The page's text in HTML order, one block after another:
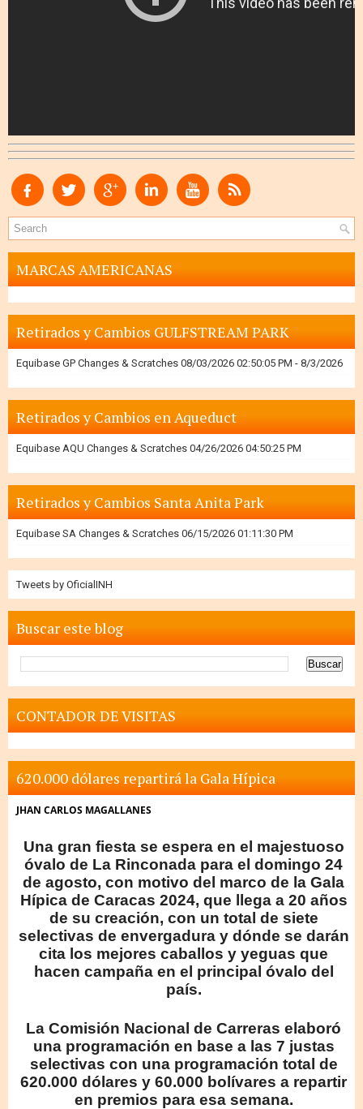
MARCAS AMERICANAS
Retirados y Cambios GULFSTREAM PARK
Equibase GP Changes & Scratches 08/03/2026 02:50:05 PM - 8/3/2026
Retirados y Cambios en Aqueduct
Equibase AQU Changes & Scratches 04/26/2026 04:50:25 PM
Retirados y Cambios Santa Anita Park
Equibase SA Changes & Scratches 06/15/2026 01:11:30 PM
Tweets by OficialINH
Buscar este blog
CONTADOR DE VISITAS
620.000 dólares repartirá la Gala Hípica
JHAN CARLOS MAGALLANES
Una gran fiesta se espera en el majestuoso
óvalo de La Rinconada para el domingo 24
de agosto, con motivo del marco de la Gala
Hípica de Caracas 2024, que llega a 20 años
de su creación, con un total de siete
selectivas de envergadura y dónde se darán
cita los mejores caballos y yeguas que
hacen campaña en el principal óvalo del
país.
La Comisión Nacional de Carreras elaboró
una programación en base a las 7 justas
selectivas con una programación total de
620.000 dólares y 60.000 bolívares a repartir
en premios para esa semana.